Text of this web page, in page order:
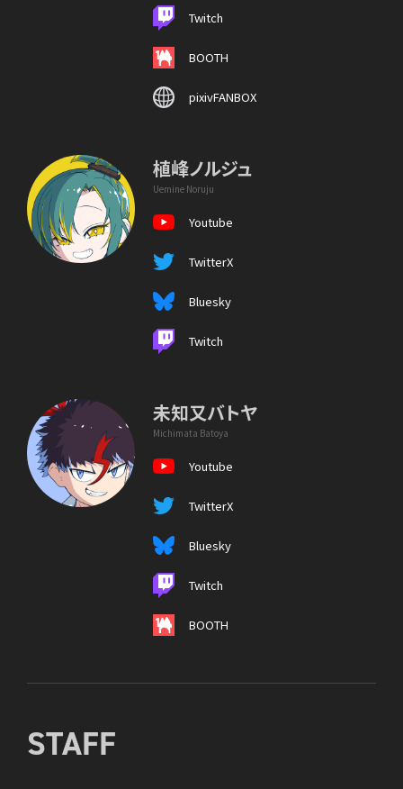
Twitch
BOOTH
pixivFANBOX
植峰ノルジュ
Uemine Noruju
Youtube
TwitterX
Bluesky
Twitch
未知又バトヤ
Michimata Batoya
Youtube
TwitterX
Bluesky
Twitch
BOOTH
STAFF